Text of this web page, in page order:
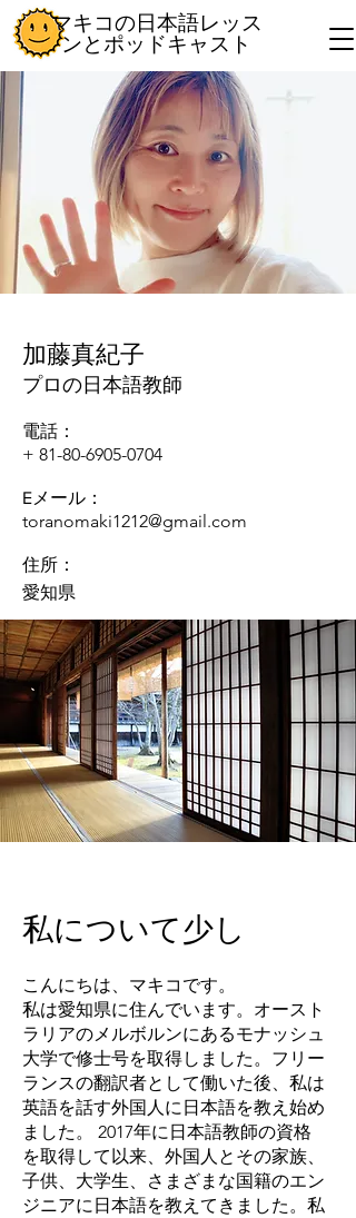
マキコの日本語レッス
ンとポッドキャスト
加藤真紀子
​プロの日本語教師
電話：
+ 81-80-6905-0704
Eメール：
toranomaki1212@gmail.com
住所：
​愛知県
私について少し
こんにちは、マキコです。
私は愛知県に住んでいます。オースト
ラリアのメルボルンにあるモナッシュ
大学で修士号を取得しました。フリー
ランスの翻訳者として働いた後、私は
英語を話す外国人に日本語を教え始め
ました。 2017年に日本語教師の資格
を取得して以来、外国人とその家族、
子供、大学生、さまざまな国籍のエン
ジニアに日本語を教えてきました。私